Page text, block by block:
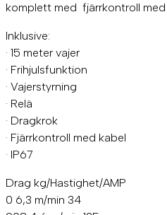
1
V
d
c
3
.
8
H
K
(
2
8
K
komplett med fjärrkontroll med
Inklusive:
· 15 meter vajer
· Frihjulsfunktion
· Vajerstyrning
· Relä
· Dragkrok
· Fjärrkontroll med kabel
· IP67
Drag kg/Hastighet/AMP
0 6,3 m/min 34